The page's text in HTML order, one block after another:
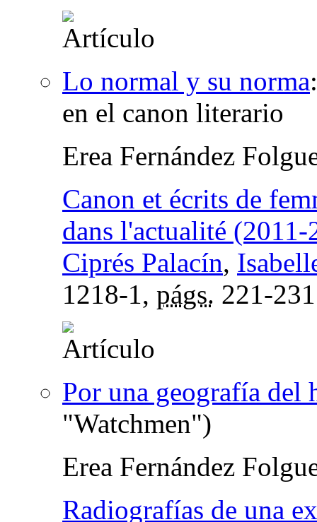
Lo normal y su norma
en el canon literario
Erea Fernández
Canon et écrits de
dans l'actualité (2011-
Ciprés Palacín,
1218-1, págs. 221-231
Por una geografía del
"Watchmen")
Erea Fernández
Radiografías de una